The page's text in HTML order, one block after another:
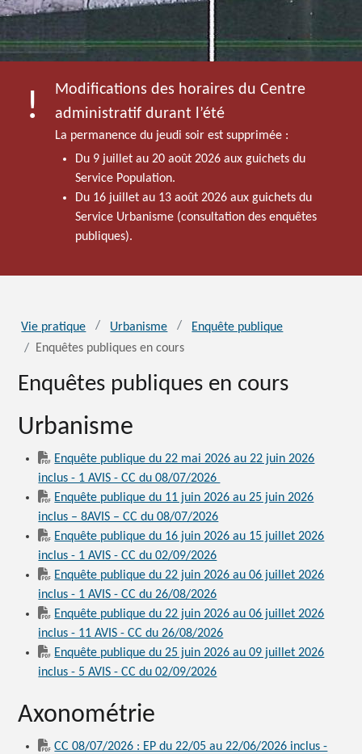
Modifications des horaires du Centre
administratif durant l’été
La permanence du jeudi soir est supprimée :
Du 9 juillet au 20 août 2026 aux guichets du
Service Population.
Du 16 juillet au 13 août 2026 aux guichets du
Service Urbanisme (consultation des enquêtes
publiques).
Vie pratique Urbanisme
Enquête publique
Enquêtes publiques en cours
Enquêtes publiques en cours
Urbanisme
Enquête publique du 22 mai 2026 au 22 juin 2026
inclus - 1 AVIS - CC du 08/07/2026
Enquête publique du 11 juin 2026 au 25 juin 2026
inclus – 8AVIS – CC du 08/07/2026
Enquête publique du 16 juin 2026 au 15 juillet 2026
inclus - 1 AVIS - CC du 02/09/2026
Enquête publique du 22 juin 2026 au 06 juillet 2026
inclus - 1 AVIS - CC du 26/08/2026
Enquête publique du 22 juin 2026 au 06 juillet 2026
inclus - 11 AVIS - CC du 26/08/2026
Enquête publique du 25 juin 2026 au 09 juillet 2026
inclus - 5 AVIS - CC du 02/09/2026
Axonométrie
CC 08/07/2026 : EP du 22/05 au 22/06/2026 inclus -